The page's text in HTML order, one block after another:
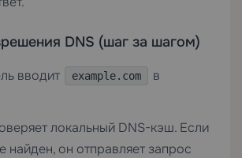
DNS (шаг за шагом)
вводит example.com
в
локальный DNS-кэш. Если
найден, он отправляет запрос